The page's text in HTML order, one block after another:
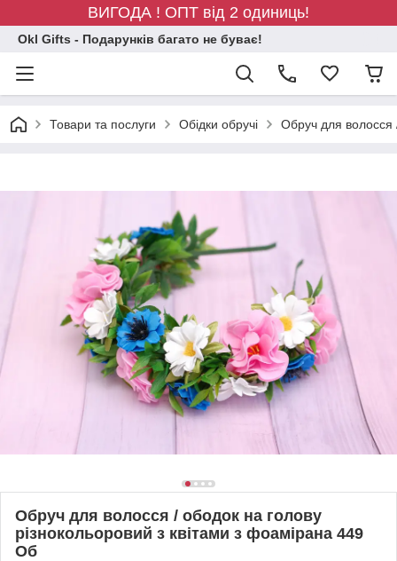
ВИГОДА ! ОПТ від 2 одиниць!
Okl Gifts - Подарунків багато не буває!
Товари та послуги Обідки обручі Обруч для волосся
Обруч для волосся / ободок на голову
різнокольоровий з квітами з фоамірана 449
Об